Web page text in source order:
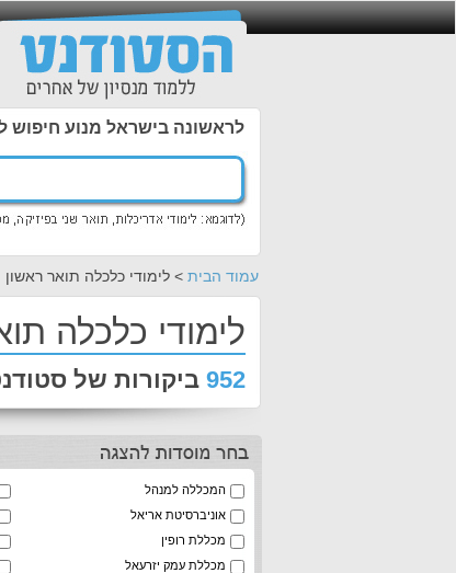
לראשונה בישראל מנוע חיפוש
עמוד הבית > לימודי כלכלה תואר ראשון
לימודי כלכלה
952 ביקורות של
המכללה למנהל
אוניברסיטת אריאל
מכללת רופין
מכללת עמק יזרעאל